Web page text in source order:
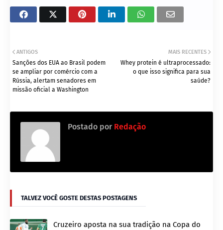
MAIS RECENTES
Whey protein é ultraprocessado:
o que isso significa para sua
saúde?
ANTIGOS
Sanções dos EUA ao Brasil podem
se ampliar por comércio com a
Rússia, alertam senadores em
missão oficial a Washington
Postado por Redação
TALVEZ VOCÊ GOSTE DESTAS POSTAGENS
Cruzeiro aposta na sua tradição na Copa do